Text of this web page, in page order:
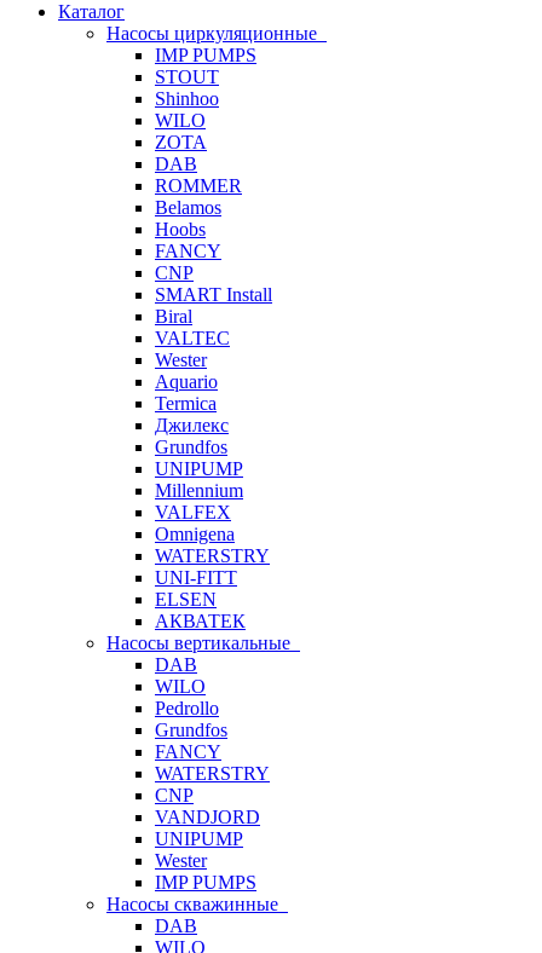
Каталог
Насосы циркуляционные
IMP PUMPS
STOUT
Shinhoo
WILO
ZOTA
DAB
ROMMER
Belamos
Hoobs
FANCY
CNP
SMART Install
Biral
VALTEC
Wester
Aquario
Termica
Джилекс
Grundfos
UNIPUMP
Millennium
VALFEX
Omnigena
WATERSTRY
UNI-FITT
ELSEN
АКВАТЕК
Насосы вертикальные
DAB
WILO
Pedrollo
Grundfos
FANCY
WATERSTRY
CNP
VANDJORD
UNIPUMP
Wester
IMP PUMPS
Насосы скважинные
DAB
WILO